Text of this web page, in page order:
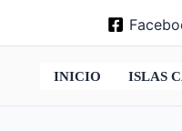
INICIO ISLAS